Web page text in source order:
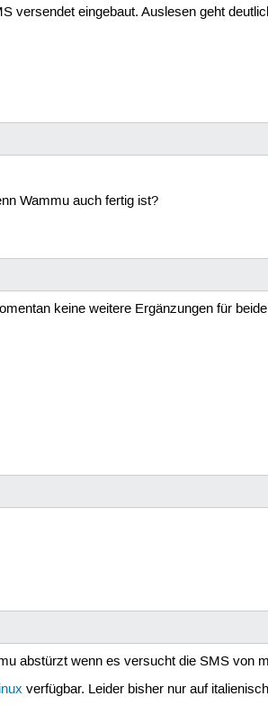
versendet eingebaut. Auslesen geht
Wammu auch fertig ist?
keine weitere Ergänzungen für
abstürzt wenn es versucht die SMS von
verfügbar. Leider bisher nur auf